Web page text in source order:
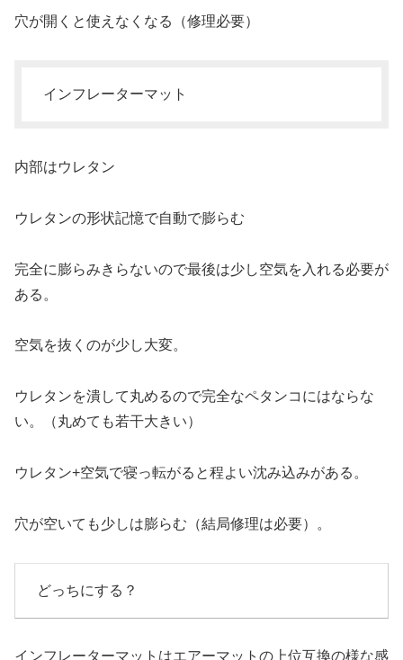
穴が開くと使えなくなる（修理必要）
インフレーターマット
内部はウレタン
ウレタンの形状記憶で自動で膨らむ
完全に膨らみきらないので最後は少し空気を入れる必要が
ある。
空気を抜くのが少し大変。
ウレタンを潰して丸めるので完全なペタンコにはならな
い。（丸めても若干大きい）
ウレタン+空気で寝っ転がると程よい沈み込みがある。
穴が空いても少しは膨らむ（結局修理は必要）。
どっちにする？
インフレーターマットはエアーマットの上位互換の様な感